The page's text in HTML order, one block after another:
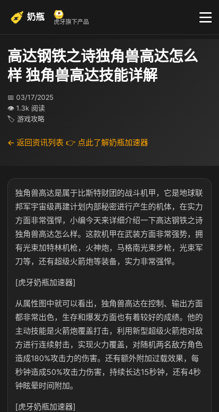
奶瓶 虎牙旗下产品
高达钢铁之诗独角兽高达怎么
样 独角兽高达技能详解
📅 03/17/2025
👁 1.3k 阅读
🏷 游戏攻略
← 返回资讯列表 👉 点此了解奶瓶加速器
独角兽高达是属于比斯特财团的战斗机甲，它是地球联
邦军宇宙级再建计划内部秘密进行产生的机体，在实力
方面非常强悍，小编今天来详细介绍一下高达钢铁之诗
独角兽高达怎么样。这款机甲在武装方面非常强势，拥
有光束加特林机枪，火神炮，马格南光束步枪，光束军
刀等，还有超级火箭炮等装备，实力非常强悍。
[虎牙奶瓶加速器]
从属性图中就可以看出，独角兽高达在控制、输出方面
都非常出色，生存和爆发方面也有着较好的成绩。他的
主动技能是火箭炮覆盖打击，利用新型超级火箭炮对敌
方进行连续射击，实现火力覆盖，对随机两名敌方角色
造成180%攻击力的伤害。还有额外附加过载效果，每
秒钟造成50%攻击力伤害，持续长达15秒钟，还有4秒
钟眩晕时间附加。
[虎牙奶瓶加速器]